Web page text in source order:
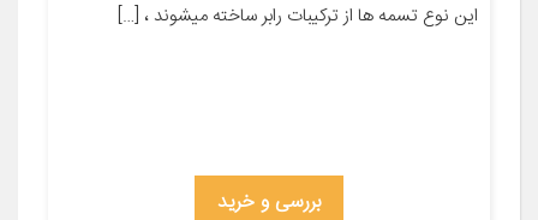
این نوع تسمه ها از ترکیبات رابر ساخته میشوند ، […]
بررسی و خرید